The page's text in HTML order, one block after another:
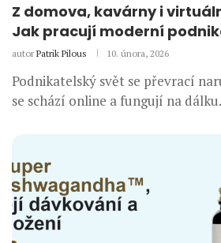
Z domova, kavárny i
Jak pracují moderní
autor Patrik Pilous 10. února, 2026
Podnikatelský svět se převrací
se schází online a fungují na